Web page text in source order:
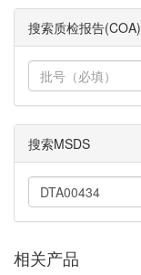
搜索质检报告(COA)
搜索MSDS
相关产品